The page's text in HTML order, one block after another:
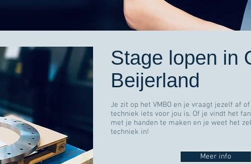
Stage lopen in
Beijerland
Je zit op het VMBO en je vraagt jezelf af
techniek iets voor jou is. Of je vindt het
met je handen te maken en je weet het
techniek in!
Meer info